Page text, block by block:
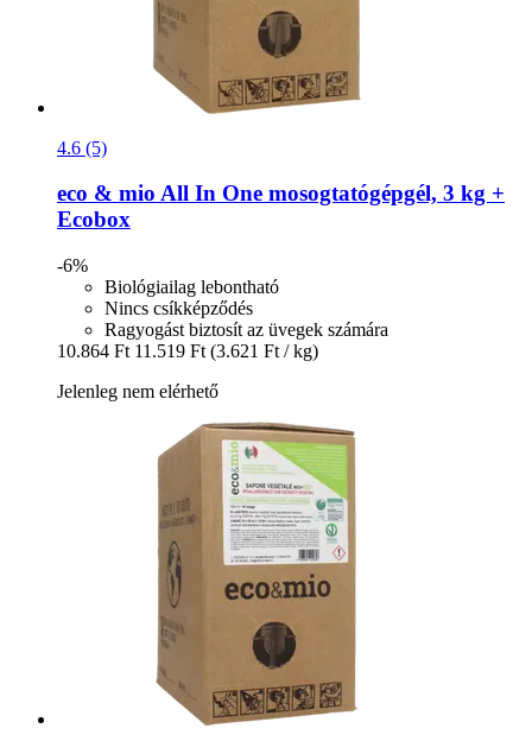
4.6 (5)
eco & mio All In One mosogtatógépgél, 3 kg +
Ecobox
-6%
Biológiailag lebontható
Nincs csíkképződés
Ragyogást biztosít az üvegek számára
10.864 Ft 11.519 Ft (3.621 Ft / kg)
Jelenleg nem elérhető